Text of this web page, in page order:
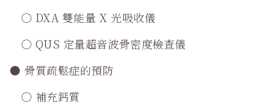
○ DXA 雙能量 X 光吸收儀
○ QUS 定量超音波骨密度檢查儀
● 骨質疏鬆症的預防
○ 補充鈣質